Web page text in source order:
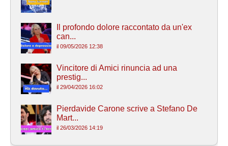
Il profondo dolore raccontato da un'ex
can...
il 09/05/2026 12:38
Vincitore di Amici rinuncia ad una
prestig...
il 29/04/2026 16:02
Pierdavide Carone scrive a Stefano De
Mart...
il 26/03/2026 14:19